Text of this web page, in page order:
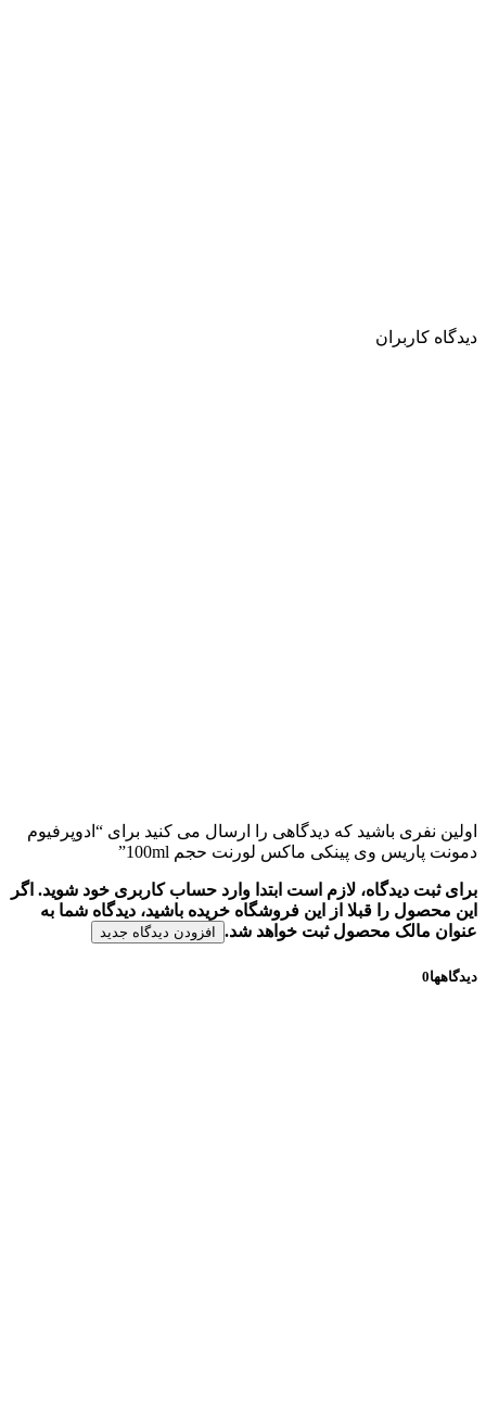
دیدگاه کاربران
اولین نفری باشید که دیدگاهی را ارسال می کنید برای “ادوپرفیوم
دمونت پاریس وی پینکی ماکس لورنت حجم 100ml”
برای ثبت دیدگاه، لازم است ابتدا وارد حساب کاربری خود شوید. اگر
این محصول را قبلا از این فروشگاه خریده باشید، دیدگاه شما به
عنوان مالک محصول ثبت خواهد شد.
افزودن دیدگاه جدید
دیدگاهها0